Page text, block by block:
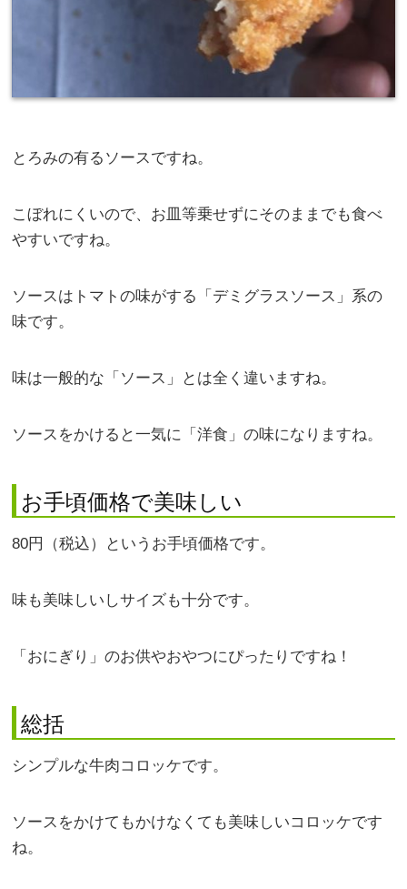
とろみの有るソースですね。
こぼれにくいので、お皿等乗せずにそのままでも食べ
やすいですね。
ソースはトマトの味がする「デミグラスソース」系の
味です。
味は一般的な「ソース」とは全く違いますね。
ソースをかけると一気に「洋食」の味になりますね。
お手頃価格で美味しい
80円（税込）というお手頃価格です。
味も美味しいしサイズも十分です。
「おにぎり」のお供やおやつにぴったりですね！
総括
シンプルな牛肉コロッケです。
ソースをかけてもかけなくても美味しいコロッケです
ね。